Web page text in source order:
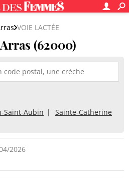
VOIE LACTÉE
(62000)
Saint-Aubin
Sainte-Catherine
2026